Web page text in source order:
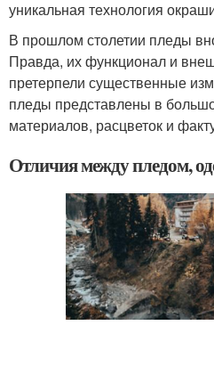
уникальная технология
В прошлом столетии пледы
Правда, их функционал и
претерпели существенные
пледы представлены в
материалов, расцветок и
Отличия между пледом,